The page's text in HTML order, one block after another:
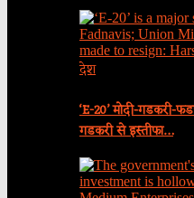
देश
‘E-20’ मोदी-गडकरी-
गडकरी से इस्तीफा…